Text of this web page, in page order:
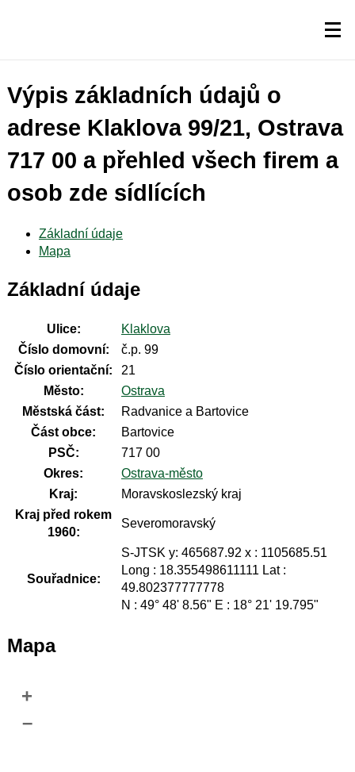
Výpis základních údajů o
adrese Klaklova 99/21, Ostrava
717 00 a přehled všech firem a
osob zde sídlících
Základní údaje
Mapa
Základní údaje
Ulice:
Klaklova
Číslo domovní:
č.p. 99
Číslo orientační:
21
Město:
Ostrava
Městská část:
Radvanice a Bartovice
Část obce:
Bartovice
PSČ:
717 00
Okres:
Ostrava-město
Kraj:
Moravskoslezský kraj
Kraj před rokem
1960:
Severomoravský
Souřadnice:
S-JTSK y: 465687.92 x : 1105685.51
Long : 18.355498611111 Lat :
49.802377777778
N : 49° 48' 8.56" E : 18° 21' 19.795"
Mapa
+
–